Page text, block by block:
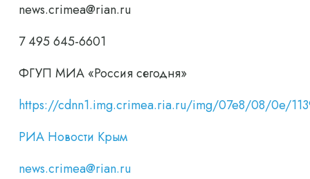
news.crimea@rian.ru
7 495 645-6601
ФГУП МИА «Россия сегодня»
https://cdnn1.img.crimea.ria.ru/img/07e8/08/0e/
РИА Новости Крым
news.crimea@rian.ru